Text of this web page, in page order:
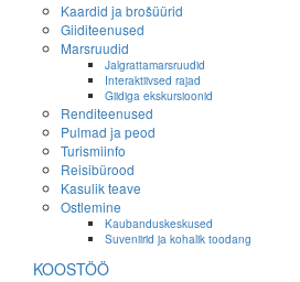
Kaardid ja brošüürid
Giiditeenused
Marsruudid
Jalgrattamarsruudid
Interaktiivsed rajad
Giidiga ekskursioonid
Renditeenused
Pulmad ja peod
Turismiinfo
Reisibürood
Kasulik teave
Ostlemine
Kaubanduskeskused
Suveniirid ja kohalik toodang
KOOSTÖÖ